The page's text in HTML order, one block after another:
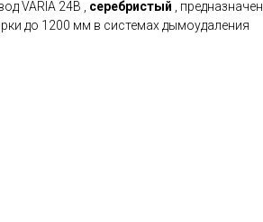
VARIA 24В , серебристый ,
до 1200 мм в системах дымоудаления